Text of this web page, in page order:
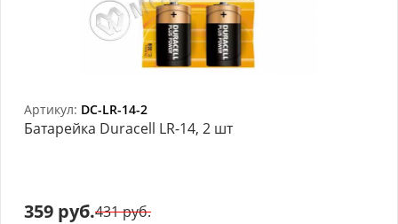
Артикул: DC-LR-14-2
Батарейка Duracell LR-14, 2 шт
359 руб.431 руб.